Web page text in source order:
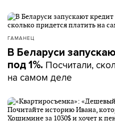
ГАМАНЕЦ
В Беларуси
под 1%. Посчитали,
на самом деле